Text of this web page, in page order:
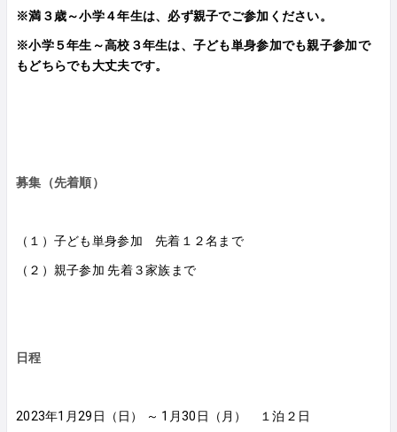
※満３歳～小学４年生は、必ず親子でご参加ください。
※小学５年生～高校３年生は、子ども単身参加でも親子参加で
もどちらでも大丈夫です。
募集（先着順）
（１）子ども単身参加 先着１２名まで
（２）親子参加 先着３家族まで
日程
2023年1月29日（日） ～ 1月30日（月） １泊２日